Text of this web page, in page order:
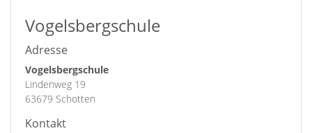
Vogelsbergschule
Adresse
Vogelsbergschule
Lindenweg 19
63679 Schotten
Kontakt